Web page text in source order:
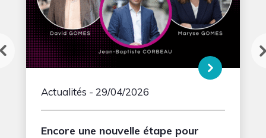
Actualités - 29/04/2026
Encore une nouvelle étape pour